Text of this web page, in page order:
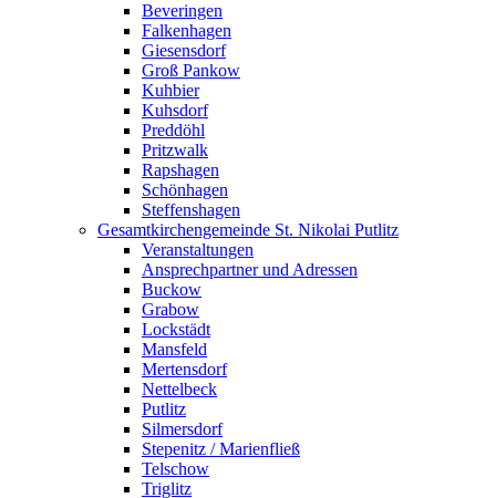
Beveringen
Falkenhagen
Giesensdorf
Groß Pankow
Kuhbier
Kuhsdorf
Preddöhl
Pritzwalk
Rapshagen
Schönhagen
Steffenshagen
Gesamtkirchengemeinde St. Nikolai Putlitz
Veranstaltungen
Ansprechpartner und Adressen
Buckow
Grabow
Lockstädt
Mansfeld
Mertensdorf
Nettelbeck
Putlitz
Silmersdorf
Stepenitz / Marienfließ
Telschow
Triglitz